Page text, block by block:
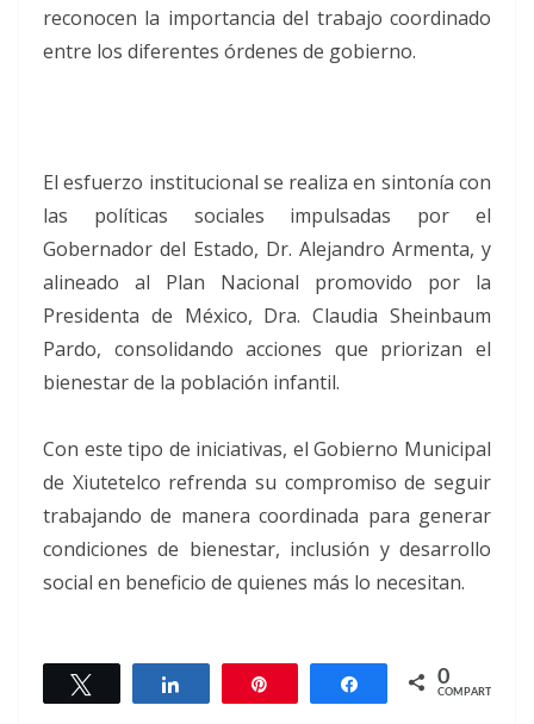
reconocen la importancia del trabajo coordinado
entre los diferentes órdenes de gobierno.
El esfuerzo institucional se realiza en sintonía con
las políticas sociales impulsadas por el
Gobernador del Estado, Dr. Alejandro Armenta, y
alineado al Plan Nacional promovido por la
Presidenta de México, Dra. Claudia Sheinbaum
Pardo, consolidando acciones que priorizan el
bienestar de la población infantil.
Con este tipo de iniciativas, el Gobierno Municipal
de Xiutetelco refrenda su compromiso de seguir
trabajando de manera coordinada para generar
condiciones de bienestar, inclusión y desarrollo
social en beneficio de quienes más lo necesitan.
Twittear Compartir Compartir
0
COMPARTIR